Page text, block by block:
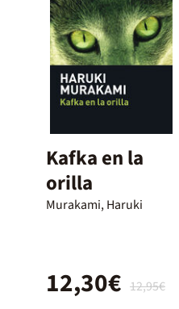
Kafka en la
orilla
Murakami, Haruki
12,95€
12,30€